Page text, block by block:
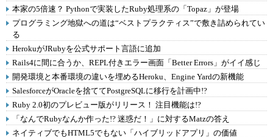
本家の5倍速？ Pythonで実装したRuby処理系の「Topaz」が登場
プログラミング地獄への道は“ベストプラクティス”で敷き詰められてい
る
HerokuがJRubyを公式サポート言語に追加
Rails4に間に合うか、REPL付きエラー画面「Better Errors」がイイ感じ
開発環境と本番環境の違いを埋めるHeroku、Engine Yardの新機能
SalesforceがOracleを捨ててPostgreSQLに移行を計画中!?
Ruby 2.0初のプレビュー版がリリース！ 注目機能は!?
「なんでRubyなんか作った!? 迷惑だ！」に対するMatzの答え
ネイティブでもHTML5でもない「ハイブリッドアプリ」の価値